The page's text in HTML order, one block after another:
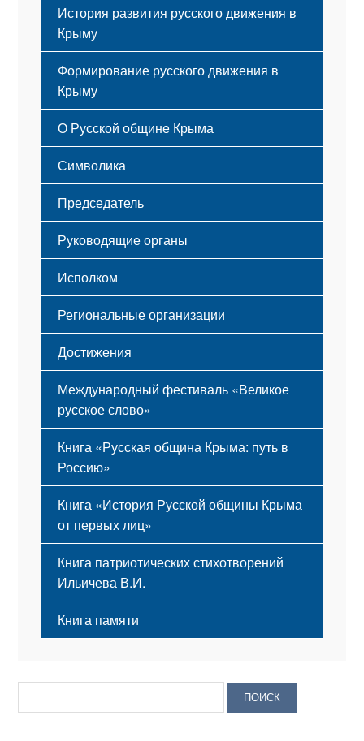
История развития русского движения в
Крыму
Формирование русского движения в
Крыму
Русский Крым
О Русской общине Крыма
Этапы становления
Принципы деятельности
Структура
Мероприятия
Символика
Флаг
Герб
Гимн
Председатель
Руководящие органы
Исполком
Региональные организации
Достижения
Международный фестиваль «Великое
русское слово»
Книга «Русская община Крыма: путь в
Россию»
Книга «История Русской общины Крыма
от первых лиц»
Книга патриотических стихотворений
Ильичева В.И.
Книга памяти